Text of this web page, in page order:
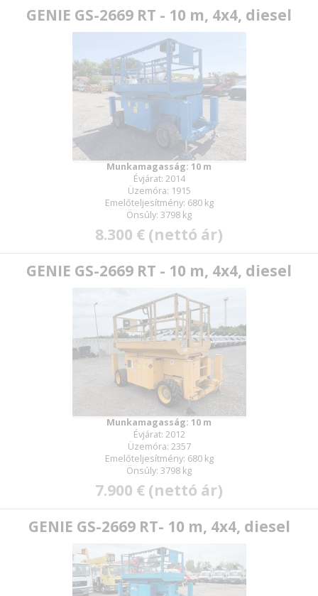
GENIE GS-2669 RT - 10 m, 4x4, diesel
Munkamagasság: 10 m
Évjárat: 2014
Üzemóra: 1915
Emelőteljesítmény: 680 kg
Önsúly: 3798 kg
8.300 € (nettó ár)
GENIE GS-2669 RT - 10 m, 4x4, diesel
Munkamagasság: 10 m
Évjárat: 2012
Üzemóra: 2357
Emelőteljesítmény: 680 kg
Önsúly: 3798 kg
7.900 € (nettó ár)
GENIE GS-2669 RT- 10 m, 4x4, diesel